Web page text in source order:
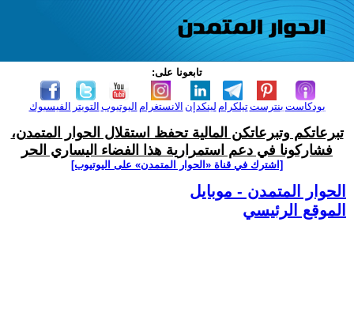
تابعونا على:
الفيسبوك التويتر اليوتيوب الانستغرام لينكدإن تيلكرامبنترست بودكاست
تبرعاتكم وتبرعاتكن المالية تحفظ استقلال الحوار المتمدن،
فشاركونا في دعم استمرارية هذا الفضاء اليساري الحر
[اشترك في قناة ‫«الحوار المتمدن» على اليوتيوب]
الحوار المتمدن - موبايل
الموقع الرئيسي